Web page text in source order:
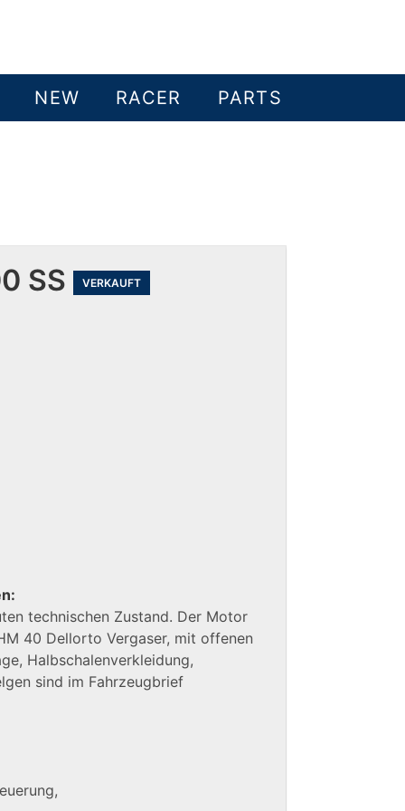
NEW RACER PARTS
SS VERKAUFT
technischen Zustand. Der Motor
40 Dellorto Vergaser, mit offenen
Halbschalenverkleidung,
sind im Fahrzeugbrief